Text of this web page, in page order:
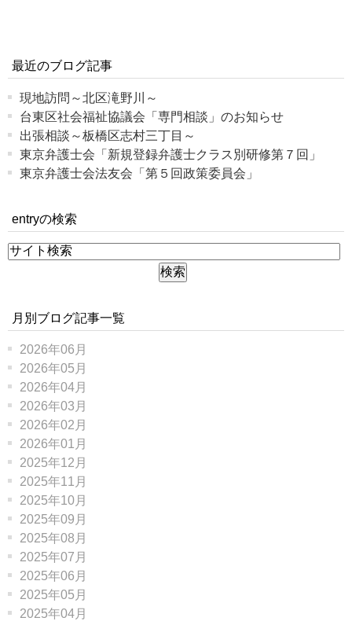
最近のブログ記事
現地訪問～北区滝野川～
台東区社会福祉協議会「専門相談」のお知らせ
出張相談～板橋区志村三丁目～
東京弁護士会「新規登録弁護士クラス別研修第７回」
東京弁護士会法友会「第５回政策委員会」
entryの検索
月別ブログ記事一覧
2026年06月
2026年05月
2026年04月
2026年03月
2026年02月
2026年01月
2025年12月
2025年11月
2025年10月
2025年09月
2025年08月
2025年07月
2025年06月
2025年05月
2025年04月